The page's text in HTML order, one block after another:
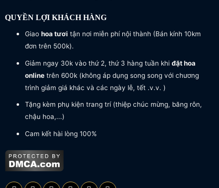
QUYỀN LỢI KHÁCH HÀNG
Giao hoa tươi tận nơi miễn phí nội thành (Bán kính 10km
đơn trên 500k).
Giảm ngay 30k vào thứ 2, thứ 3 hàng tuần khi đặt hoa
onlinetrên 600k (không áp dụng song song với chương
trình giảm giá khác và các ngày lễ, tết .v.v. )
Tặng kèm phụ kiện trang trí (thiệp chúc mừng, băng rôn,
chậu hoa,...)
Cam kết hài lòng 100%